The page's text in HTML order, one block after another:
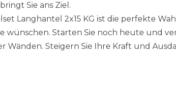
Sie ans Ziel.
Langhantel 2x15 KG ist die perfekte
wünschen. Starten Sie noch heute und
Wänden. Steigern Sie Ihre Kraft und